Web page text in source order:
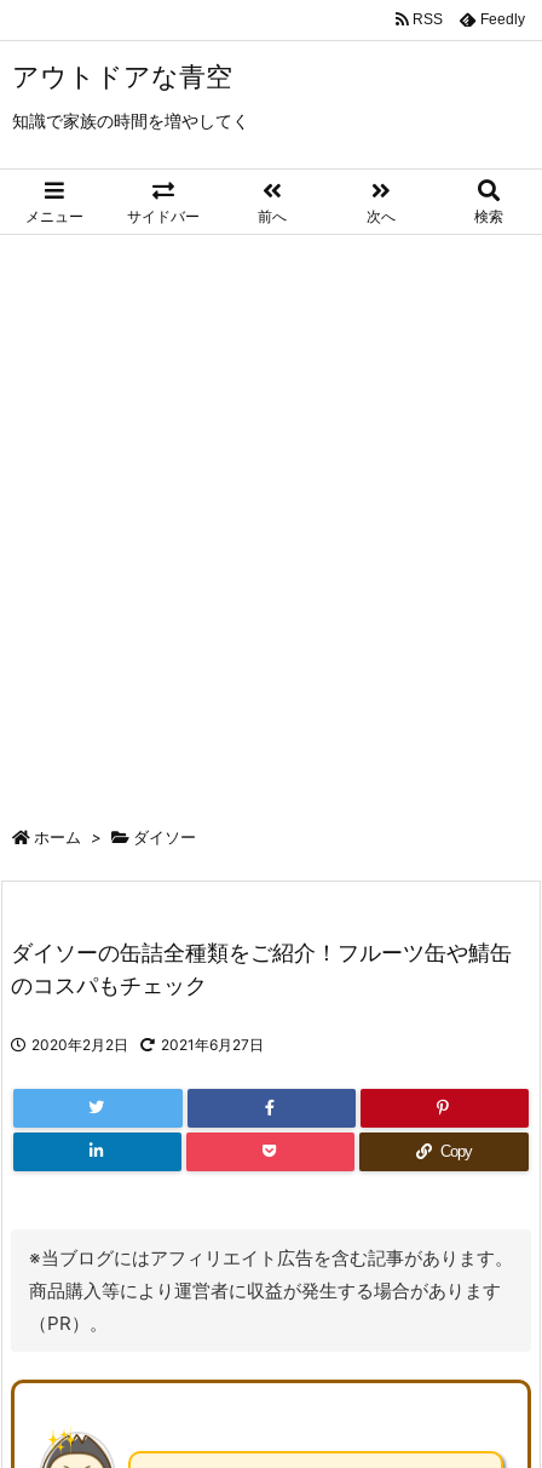
アウトドアな青空
知識で家族の時間を増やしてく
メニュー サイドバー 前へ 次へ 検索
RSS Feedly
ホーム > ダイソー
ダイソーの缶詰全種類をご紹介！フルーツ缶や鯖缶
のコスパもチェック
2020年2月2日 2021年6月27日
Copy
※当ブログにはアフィリエイト広告を含む記事があります。
商品購入等により運営者に収益が発生する場合があります
（PR）。